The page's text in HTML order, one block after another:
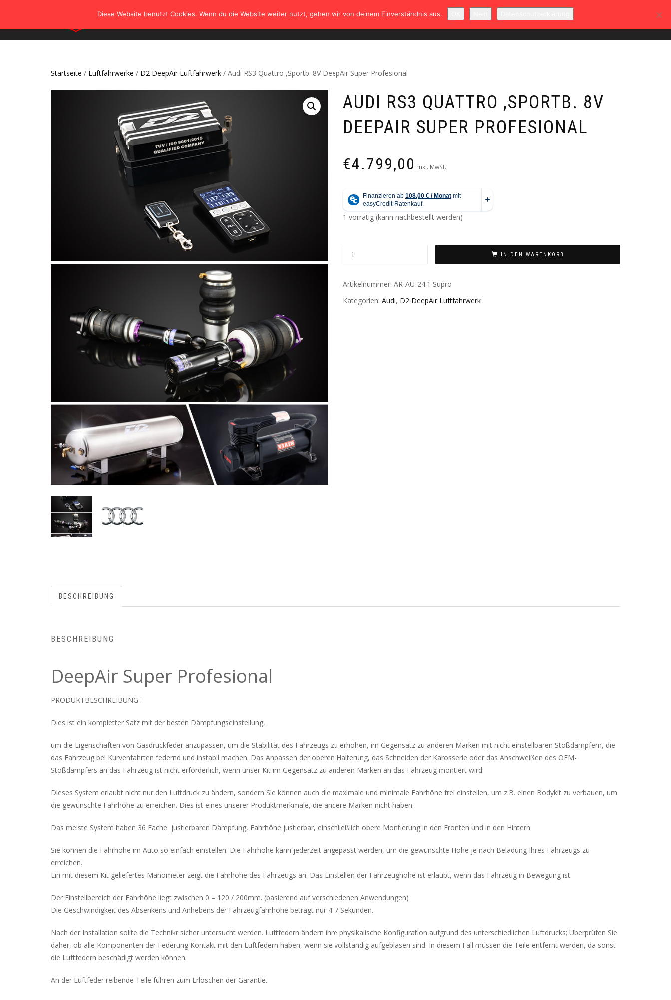
SHOP KONTAKT MEIN KONTO WARENKORB
Startseite / Luftfahrwerke / D2 DeepAir Luftfahrwerk / Audi RS3 Quattro ,Sportb. 8V DeepAir Super Profesional
AUDI RS3 QUATTRO ,SPORTB. 8V
DEEPAIR SUPER PROFESIONAL
€4.799,00 inkl. MwSt.
1 vorrätig (kann nachbestellt werden)
IN DEN WARENKORB
Artikelnummer: AR-AU-24.1 Supro
Kategorien: Audi, D2 DeepAir Luftfahrwerk
BESCHREIBUNG
BESCHREIBUNG
DeepAir Super Profesional
PRODUKTBESCHREIBUNG :
Dies ist ein kompletter Satz mit der besten Dämpfungseinstellung,
um die Eigenschaften von Gasdruckfeder anzupassen, um die Stabilität des Fahrzeugs zu erhöhen, im Gegensatz zu anderen Marken mit nicht einstellbaren Stoßdämpfern, die
das Fahrzeug bei Kurvenfahrten federnd und instabil machen. Das Anpassen der oberen Halterung, das Schneiden der Karosserie oder das Anschweißen des OEM-
Stoßdämpfers an das Fahrzeug ist nicht erforderlich, wenn unser Kit im Gegensatz zu anderen Marken an das Fahrzeug montiert wird.
Dieses System erlaubt nicht nur den Luftdruck zu ändern, sondern Sie können auch die maximale und minimale Fahrhöhe frei einstellen, um z.B. einen Bodykit zu verbauen, um
die gewünschte Fahrhöhe zu erreichen. Dies ist eines unserer Produktmerkmale, die andere Marken nicht haben.
Das meiste System haben 36 Fache justierbaren Dämpfung, Fahrhöhe justierbar, einschließlich obere Montierung in den Fronten und in den Hintern.
Sie können die Fahrhöhe im Auto so einfach einstellen. Die Fahrhöhe kann jederzeit angepasst werden, um die gewünschte Höhe je nach Beladung Ihres Fahrzeugs zu
erreichen.
Ein mit diesem Kit geliefertes Manometer zeigt die Fahrhöhe des Fahrzeugs an. Das Einstellen der Fahrzeughöhe ist erlaubt, wenn das Fahrzeug in Bewegung ist.
Der Einstellbereich der Fahrhöhe liegt zwischen 0 – 120 / 200mm. (basierend auf verschiedenen Anwendungen)
Die Geschwindigkeit des Absenkens und Anhebens der Fahrzeugfahrhöhe beträgt nur 4-7 Sekunden.
Nach der Installation sollte die Technikr sicher untersucht werden. Luftfedern ändern ihre physikalische Konfiguration aufgrund des unterschiedlichen Luftdrucks; Überprüfen Sie
daher, ob alle Komponenten der Federung Kontakt mit den Luftfedern haben, wenn sie vollständig aufgeblasen sind. In diesem Fall müssen die Teile entfernt werden, da sonst
die Luftfedern beschädigt werden können.
An der Luftfeder reibende Teile führen zum Erlöschen der Garantie.
Diese Website benutzt Cookies. Wenn du die Website weiter nutzt, gehen wir von deinem Einverständnis aus.